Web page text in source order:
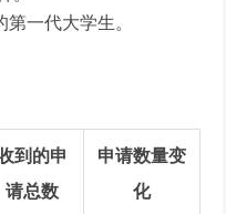
第一代大学生。
到的申
请总数
申请数量变
化